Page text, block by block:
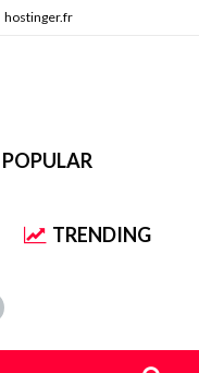
hostinger.fr
POPULAR
TRENDING